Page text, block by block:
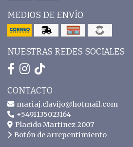
MEDIOS DE ENVÍO
NUESTRAS REDES SOCIALES
CONTACTO
mariaj.clavijo@hotmail.com
+5491135023164
Placido Martinez 2007
Botón de arrepentimiento